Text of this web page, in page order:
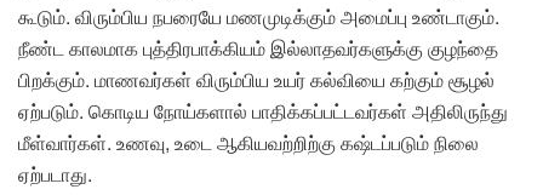
கூடும். விரும்பிய நபரையே மணமுடிக்கும் அமைப்பு உண்டாகும்.
நீண்ட காலமாக புத்திரபாக்கியம் இல்லாதவர்களுக்கு குழந்தை
பிறக்கும். மாணவர்கள் விரும்பிய உயர் கல்வியை கற்கும் சூழல்
ஏற்படும். கொடிய நோய்களால் பாதிக்கப்பட்டவர்கள் அதிலிருந்து
மீள்வார்கள். உணவு, உடை ஆகியவற்றிற்கு கஷ்டப்படும் நிலை
ஏற்படாது.